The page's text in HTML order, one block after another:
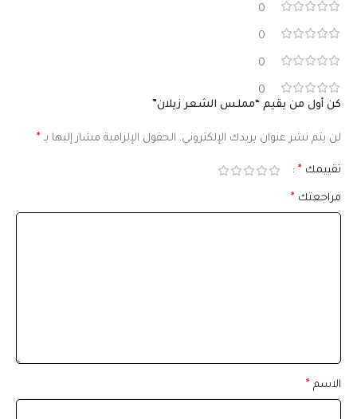
0
0
0
0
كن أول من يقيم “مملس الشعر زيلان”
لن يتم نشر عنوان بريدك الإلكتروني. الحقول الإلزامية مشار إليها بـ *
تقييمك *
مراجعتك *
الاسم *